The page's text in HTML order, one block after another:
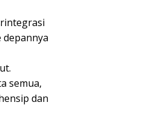
depannya
semua,
dan